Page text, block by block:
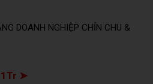
DOANH NGHIỆP CHỈN CHU &
➤